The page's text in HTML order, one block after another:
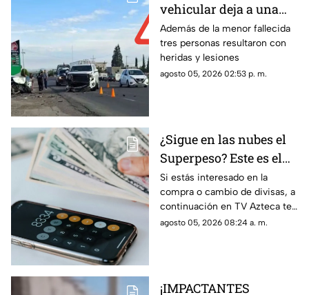
vehicular deja a una
menor sin vida en
Juan Aldama
Además de la menor fallecida
tres personas resultaron con
heridas y lesiones
agosto 05, 2026 02:53 p. m.
¿Sigue en las nubes el
Superpeso? Este es el
precio del dólar hoy
miércoles 5 de agosto
en Zacatecas
Si estás interesado en la
compra o cambio de divisas, a
continuación en TV Azteca te
informamos cuál es el precio
agosto 05, 2026 08:24 a. m.
¡IMPACTANTES